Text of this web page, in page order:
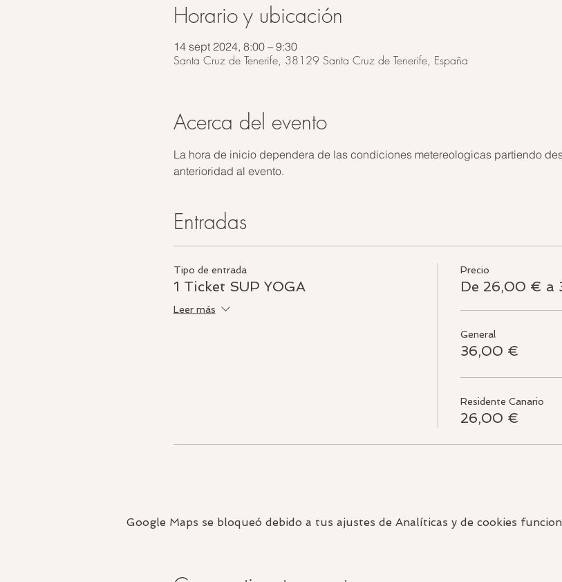
Horario y ubicación
14 sept 2024, 8:00 – 9:30
Santa Cruz de Tenerife, 38129 Santa Cruz de Tenerife, España
Acerca del evento
La hora de inicio dependera de las condiciones metereologicas partiendo
anterioridad al evento.
Entradas
Tipo de entrada
1 Ticket SUP YOGA
Leer más
Precio
De 26,00 € a
General
36,00 €
Residente Canario
26,00 €
Google Maps se bloqueó debido a tus ajustes de Analíticas y de cookies